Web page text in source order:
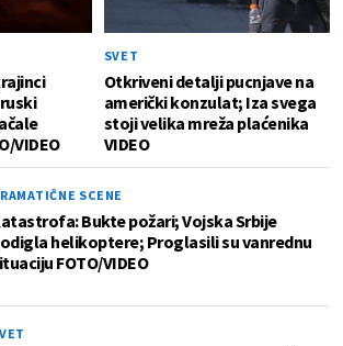
VIDEO
SVET
Otkriveni detalji pucnjave na
američki konzulat; Iza svega
stoji velika mreža plaćenika
VIDEO
SCENE
Bukte požari; Vojska Srbije
helikoptere; Proglasili su vanrednu
FOTO/VIDEO